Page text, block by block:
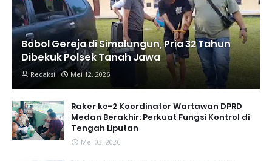
Bobol Gereja di Simalungun, Pria 32 Tahun
Dibekuk Polsek Tanah Jawa
Redaksi Mei 12, 2026
Raker ke-2 Koordinator Wartawan DPRD
Medan Berakhir: Perkuat Fungsi Kontrol di
Tengah Liputan
Mei 03, 2026